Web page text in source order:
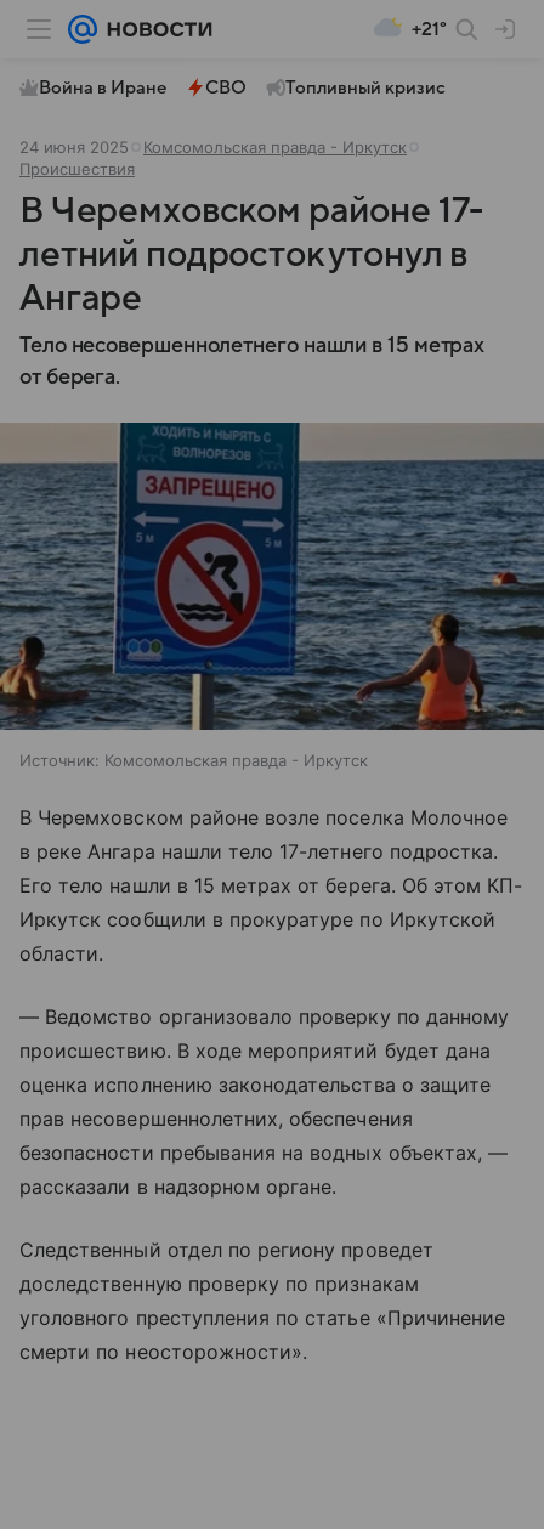
+21°
Война в Иране СВО Топливный кризис
24 июня 2025
Комсомольская правда - Иркутск
Происшествия
В Черемховском районе 17-
летний подросток утонул в
Ангаре
Тело несовершеннолетнего нашли в 15 метрах
от берега.
Источник: Комсомольская правда - Иркутск
В Черемховском районе возле поселка Молочное
в реке Ангара нашли тело 17-летнего подростка.
Его тело нашли в 15 метрах от берега. Об этом КП-
Иркутск сообщили в прокуратуре по Иркутской
области.
— Ведомство организовало проверку по данному
происшествию. В ходе мероприятий будет дана
оценка исполнению законодательства о защите
прав несовершеннолетних, обеспечения
безопасности пребывания на водных объектах, —
рассказали в надзорном органе.
Следственный отдел по региону проведет
доследственную проверку по признакам
уголовного преступления по статье «Причинение
смерти по неосторожности».